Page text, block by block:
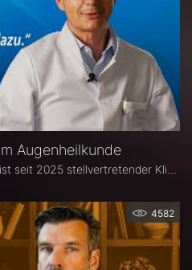
Augenheilkunde
4582